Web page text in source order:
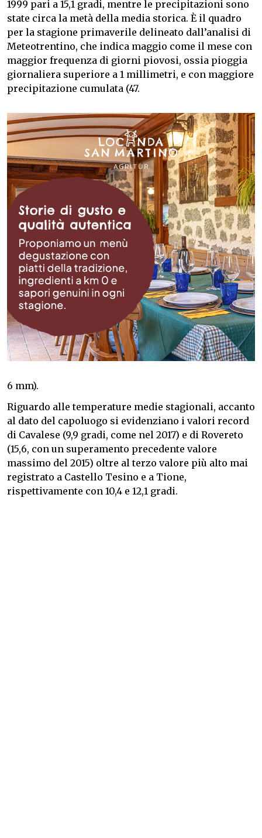
1999 pari a 15,1 gradi, mentre le precipitazioni sono
state circa la metà della media storica. È il quadro
per la stagione primaverile delineato dall’analisi di
Meteotrentino, che indica maggio come il mese con
maggior frequenza di giorni piovosi, ossia pioggia
giornaliera superiore a 1 millimetri, e con maggiore
precipitazione cumulata (47.
6 mm).
Riguardo alle temperature medie stagionali, accanto
al dato del capoluogo si evidenziano i valori record
di Cavalese (9,9 gradi, come nel 2017) e di Rovereto
(15,6, con un superamento precedente valore
massimo del 2015) oltre al terzo valore più alto mai
registrato a Castello Tesino e a Tione,
rispettivamente con 10,4 e 12,1 gradi.